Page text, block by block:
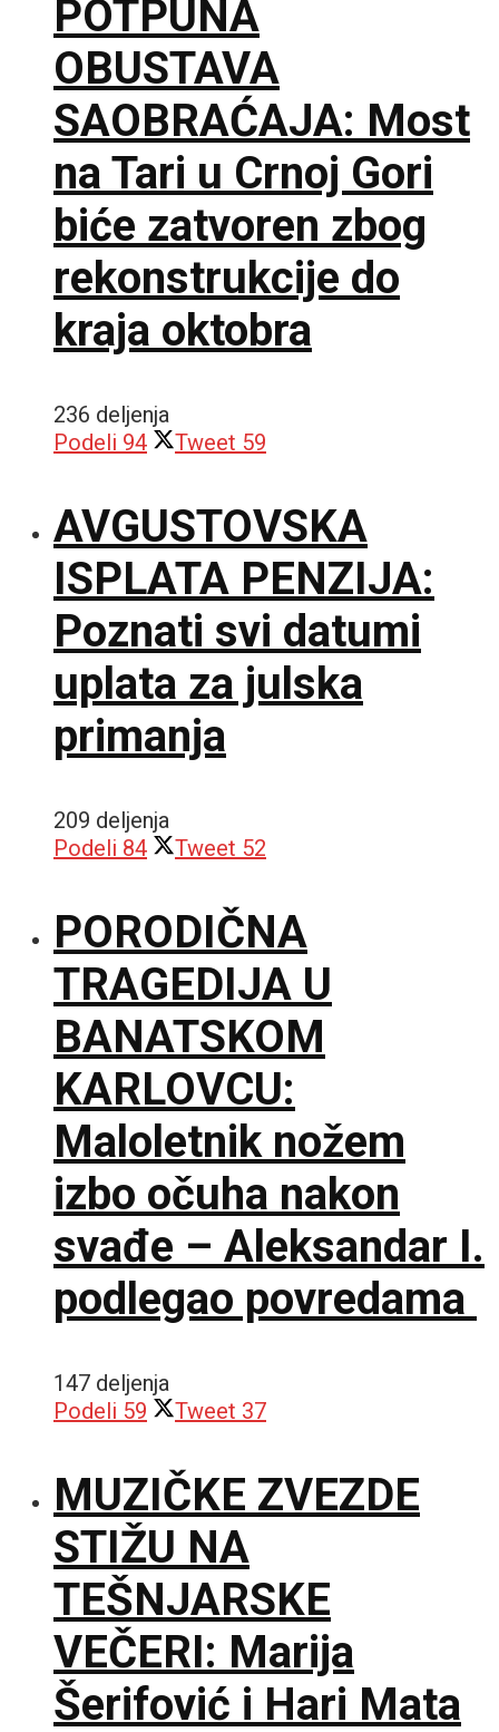
POTPUNA
OBUSTAVA
SAOBRAĆAJA: Most
na Tari u Crnoj Gori
biće zatvoren zbog
rekonstrukcije do
kraja oktobra
236 deljenja
Podeli 94 Tweet 59
AVGUSTOVSKA
ISPLATA PENZIJA:
Poznati svi datumi
uplata za julska
primanja
209 deljenja
Podeli 84 Tweet 52
PORODIČNA
TRAGEDIJA U
BANATSKOM
KARLOVCU:
Maloletnik nožem
izbo očuha nakon
svađe – Aleksandar I.
podlegao povredama
147 deljenja
Podeli 59 Tweet 37
MUZIČKE ZVEZDE
STIŽU NA
TEŠNJARSKE
VEČERI: Marija
Šerifović i Hari Mata